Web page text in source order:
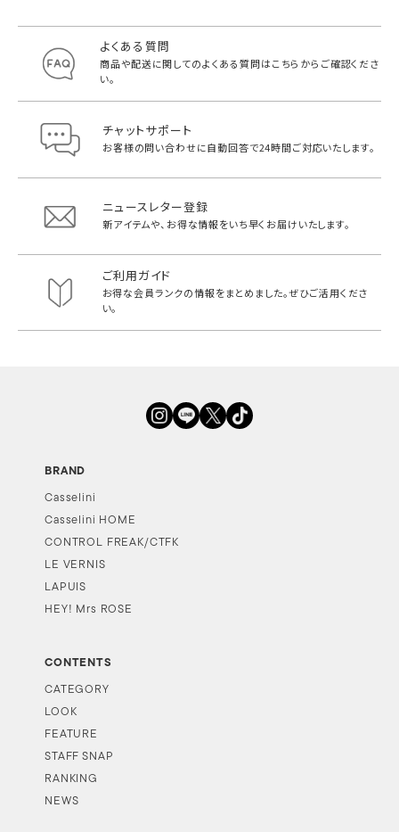
よくある質問
商品や配送に関してのよくある質問はこちらからご確認くださ
い。
チャットサポート
お客様の問い合わせに自動回答で24時間ご対応いたします。
ニュースレター登録
新アイテムや、お得な情報をいち早く お届けいたします。
ご利用ガイド
お得な会員ランクの情報をまとめました。ぜひご活用くださ
い。
BRAND
Casselini
Casselini HOME
CONTROL FREAK/CTFK
LE VERNIS
LAPUIS
HEY! Mrs ROSE
CONTENTS
CATEGORY
LOOK
FEATURE
STAFF SNAP
RANKING
NEWS